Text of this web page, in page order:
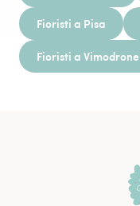
Fioristi a Pisa
Fioristi a Vimodrone